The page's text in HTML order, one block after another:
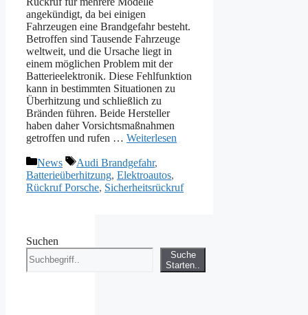
angekündigt, da bei einigen
Fahrzeugen eine Brandgefahr besteht.
Betroffen sind Tausende Fahrzeuge
weltweit, und die Ursache liegt in
einem möglichen Problem mit der
Batterieelektronik. Diese Fehlfunktion
kann in bestimmten Situationen zu
Überhitzung und schließlich zu
Bränden führen. Beide Hersteller
haben daher Vorsichtsmaßnahmen
getroffen und rufen … Weiterlesen
Kategorien
News Schlagwörter
Audi Brandgefahr,
Batterieüberhitzung, Elektroautos,
Rückruf Porsche, Sicherheitsrückruf
Suchen
Suche
Starten..